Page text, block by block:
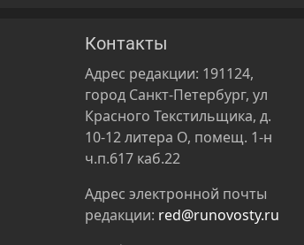
Контакты
Адрес редакции: 191124,
город Санкт-Петербург, ул
Красного Текстильщика, д.
10-12 литера О, помещ. 1-н
ч.п.617 каб.22
Адрес электронной почты
редакции: red@runovosty.ru